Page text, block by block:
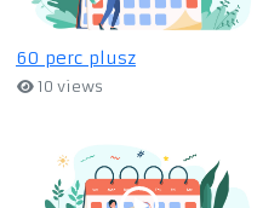
60 perc plusz
10 views